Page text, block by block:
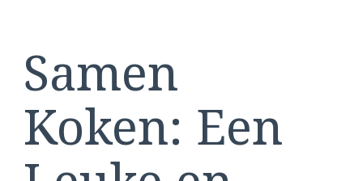
Samen
Koken: Een